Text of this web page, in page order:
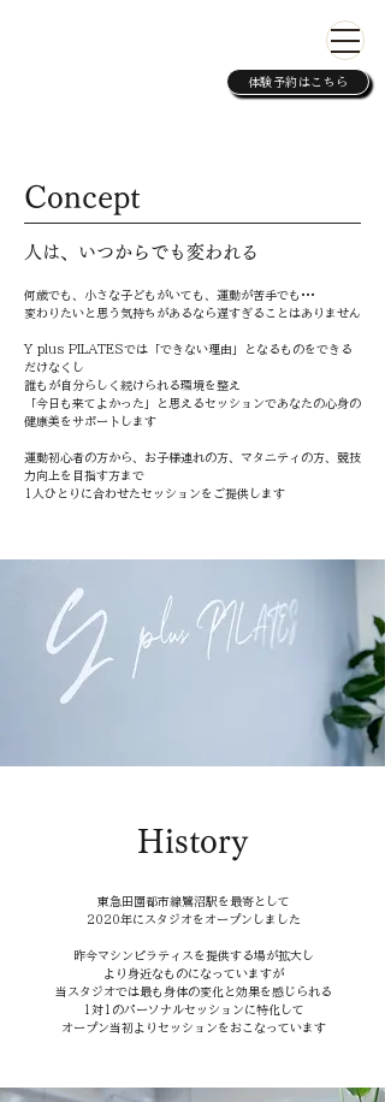
体験予約はこちら
Concept
人は、いつからでも変われる
何歳でも、 小さな子どもがいても、 運動が苦手でも•••
変わりたいと思う気持ちがあるなら遅すぎることはありません
Y plus PILATESでは「できない理由」となるものをできる
だけなくし
誰もが自分らしく続けられる環境を整え
「今日も来てよかった」
と思えるセッションであなたの心身の
健康美をサポートします
運動初心者の方から、お子様連れの方、マタニティの方、競技
力向上を目指す方まで
1人ひとりに合わせたセッションをご提供します
History
東急田園都市線鷺沼駅を最寄として
2020年にスタジオをオープンしました
昨今マシンピラティスを提供する場が拡大し
より身近なものになっていますが
​当スタジオでは最も身体の変化と効果を感じられる
1対1のパーソナルセッションに特化して
​オープン当初よりセッションをおこなっています